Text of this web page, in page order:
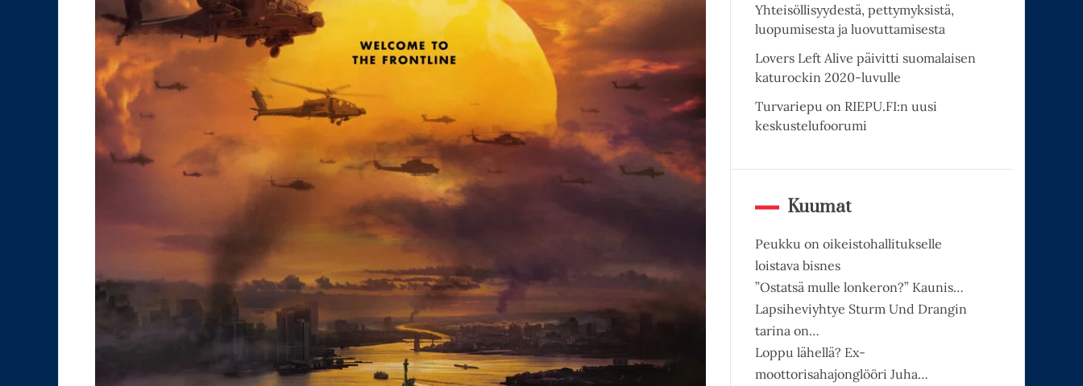
Yhteisöllisyydestä, pettymyksistä,
luopumisesta ja luovuttamisesta
Lovers Left Alive päivitti suomalaisen
katurockin 2020-luvulle
Turvariepu on RIEPU.FI:n uusi
keskustelufoorumi
Kuumat
Peukku on oikeistohallitukselle
loistava bisnes
”Ostatsä mulle lonkeron?” Kaunis…
Lapsiheviyhtye Sturm Und Drangin
tarina on…
Loppu lähellä? Ex-
moottorisahajonglööri Juha…